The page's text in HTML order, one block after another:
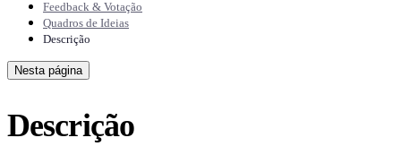
Feedback & Votação
Quadros de Ideias
Descrição
Nesta página
Descrição